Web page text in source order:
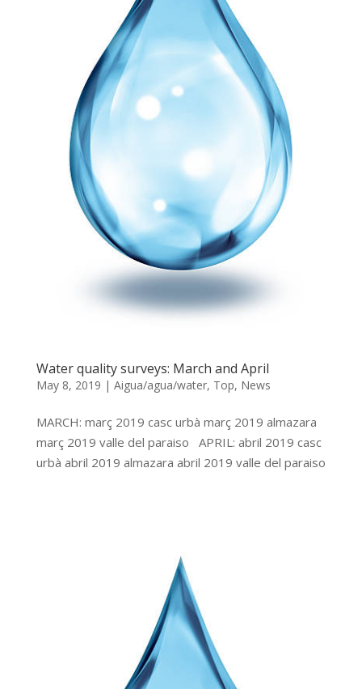
Water quality surveys: March and April
May 8, 2019 | Aigua/agua/water, Top, News
MARCH: març 2019 casc urbà març 2019 almazara
març 2019 valle del paraiso APRIL: abril 2019 casc
urbà abril 2019 almazara abril 2019 valle del paraiso